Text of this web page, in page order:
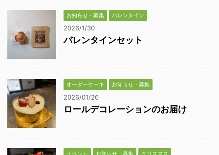
お知らせ・募集 バレンタイン
2026/1/30
バレンタインセット
オーダーケーキ お知らせ・募集
2026/01/26
ロールデコレーションのお届け